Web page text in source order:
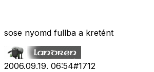
sose nyomd fullba a kretént
2006.09.19. 06:54#1712